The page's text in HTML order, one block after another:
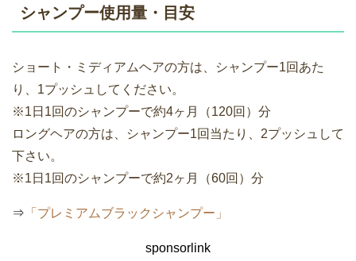
シャンプー使用量・目安
ショート・ミディアムヘアの方は、シャンプー1回あた
り、1プッシュしてください。
※1日1回のシャンプーで約4ヶ月（120回）分
ロングヘアの方は、シャンプー1回当たり、2プッシュして
下さい。
※1日1回のシャンプーで約2ヶ月（60回）分
⇒ 「プレミアムブラックシャンプー」
sponsorlink